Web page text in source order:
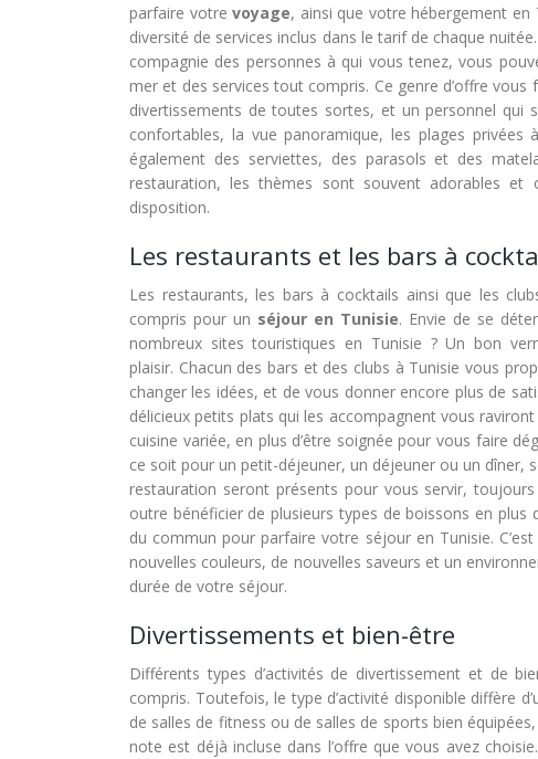
parfaire votrevoyage, ainsi que votre hébergement en
diversité de services inclus dans le tarif de chaque
compagnie des personnes à qui vous tenez, vous
mer et des services tout compris. Ce genre d’offre
divertissements de toutes sortes, et un personnel qui
confortables, la vue panoramique, les plages
également des serviettes, des parasols et des
restauration, les thèmes sont souvent adorables et
disposition.
Les restaurants et les bars à
Les restaurants, les bars à cocktails ainsi que les
compris pour un séjour en Tunisie. Envie de se
nombreux sites touristiques en Tunisie ? Un bon
plaisir. Chacun des bars et des clubs à Tunisie vous
changer les idées, et de vous donner encore plus de
délicieux petits plats qui les accompagnent vous
cuisine variée, en plus d’être soignée pour vous faire
ce soit pour un petit-déjeuner, un déjeuner ou un dîner,
restauration seront présents pour vous servir,
outre bénéficier de plusieurs types de boissons en
du commun pour parfaire votre séjour en Tunisie.
nouvelles couleurs, de nouvelles saveurs et un
durée de votre séjour.
Divertissements et bien-être
Différents types d’activités de divertissement et de
compris. Toutefois, le type d’activité disponible diffère
de salles de fitness ou de salles de sports bien
note est déjà incluse dans l’offre que vous avez